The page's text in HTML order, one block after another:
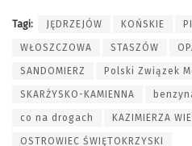
Tagi: JĘDRZEJÓW KOŃSKIE
WŁOSZCZOWA STASZÓW
SANDOMIERZ Polski Związek
SKARŻYSKO-KAMIENNA
co na drogach KAZIMIERZA
OSTROWIEC ŚWIĘTOKRZYSKI